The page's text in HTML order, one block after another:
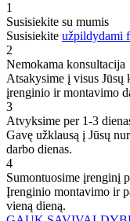
1
Susisiekite su mumis
Susisiekite užpildydami
2
Nemokama konsultacija
Atsakysime į visus Jūsų
įrenginio ir montavimo
3
Atvyksime per 1-3
Gavę užklausą į Jūsų
darbo dienas.
4
Sumontuosime įrenginį
Įrenginio montavimo ir
vieną dieną.